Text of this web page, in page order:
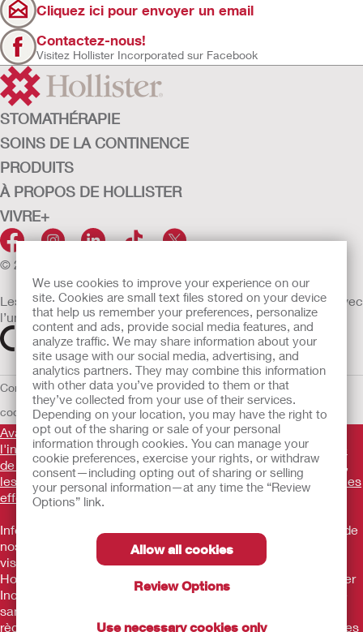
We use cookies to improve your experience on our
site. Cookies are small text files stored on your device
that help us remember your preferences, personalize
content and ads, provide social media features, and
analyze traffic. We may share information about your
site usage with our social media, advertising, and
analytics partners. They may combine this information
with other data you’ve provided to them or that
they’ve collected from your use of their services.
Depending on your location, you may have the right to
opt out of the sharing or sale of your personal
information through cookies. You can manage your
cookie preferences, exercise your rights, or withdraw
consent—including opting out of sharing or selling
your personal information—at any time the “Review
Options” link.
Allow all cookies
Review Options
Use necessary cookies only
Cliquez ici pour envoyer un email
Contactez-nous!
Visitez Hollister Incorporated sur Facebook
STOMATHÉRAPIE
SOINS DE LA CONTINENCE
PRODUITS
À PROPOS DE HOLLISTER
VIVRE+
© 2026 Hollister Incorporated
Les dispositifs médicaux vendus dans l’UE sont marqués avec
l’un des symboles suivants selon le besoin
Conditions d'utilisation Politique de confidentialité Utilisation des
cookiesUE Avis au DénonciateurConditions générales de vente
Avant d'utiliser les produits mentionnés, veuillez lire
l'intégralité des consignes d'utilisation fournies sur la notice
de chaque produit pour connaître l'indication, la description,
les contre-indications, les avertissements, les précautions, les
effets indésirables et le mode d'emploi du dispositif
Informations promotionnelles à destination des utilisateurs de
nos produits ne constituant pas un conseil médical et ne
visant pas à remplacer un conseil médical. Les produits
Hollister sont des dispositifs médicaux fabriqués par Hollister
Incorporated. Ces dispositifs médicaux sont des produits de
santé règlementés qui portent, au titre de cette
règlementation, le marquage CE. Consultez attentivement les